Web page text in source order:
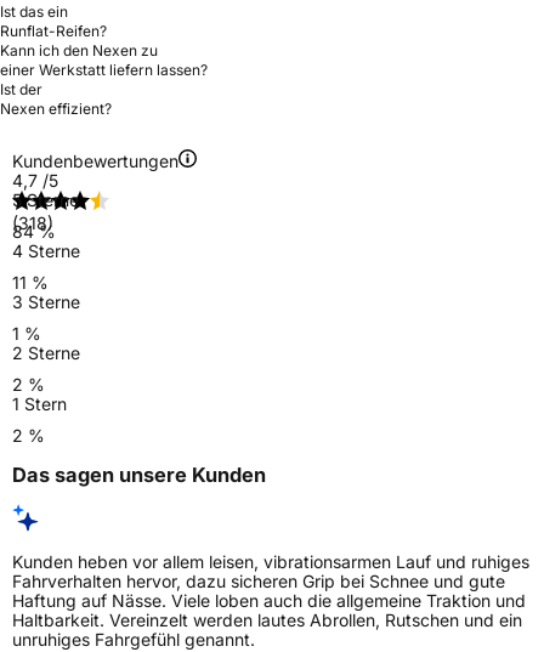
Ist das ein
Runflat-Reifen?
Kann ich den Nexen zu
einer Werkstatt liefern lassen?
Ist der
Nexen effizient?
Kundenbewertungen
4,7 /5
(318)
5 Sterne
84 %
4 Sterne
11 %
3 Sterne
1 %
2 Sterne
2 %
1 Stern
2 %
Das sagen unsere Kunden
Kunden heben vor allem leisen, vibrationsarmen Lauf und ruhiges
Fahrverhalten hervor, dazu sicheren Grip bei Schnee und gute
Haftung auf Nässe. Viele loben auch die allgemeine Traktion und
Haltbarkeit. Vereinzelt werden lautes Abrollen, Rutschen und ein
unruhiges Fahrgefühl genannt.